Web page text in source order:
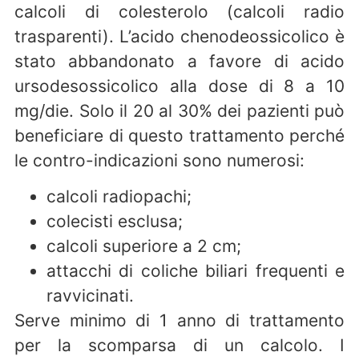
calcoli di colesterolo (calcoli radio
trasparenti). L’acido chenodeossicolico è
stato abbandonato a favore di acido
ursodesossicolico alla dose di 8 a 10
mg/die. Solo il 20 al 30% dei pazienti può
beneficiare di questo trattamento perché
le contro-indicazioni sono numerosi:
calcoli radiopachi;
colecisti esclusa;
calcoli superiore a 2 cm;
attacchi di coliche biliari frequenti e
ravvicinati.
Serve minimo di 1 anno di trattamento
per la scomparsa di un calcolo. I